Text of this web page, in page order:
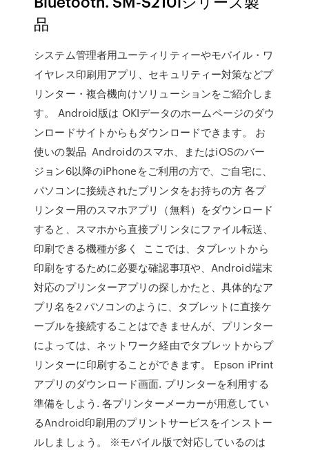
品
システム管理者用ユーティリティーやモバイル・ワ
イヤレス印刷用アプリ、セキュリティー対策などプ
リンター・複合機向けソリューションをご紹介しま
す。 Android版は OKIデータのホームページのダウ
ンロードサイトからもダウンロードできます。 お
使いの製品 Androidのスマホ、またはiOSのバー
ジョン6以降のiPhoneをご利用の方で、ご自宅に、
パソコンに接続されたプリンタをお持ちの方 各プ
リンター用のスマホアプリ（無料）をダウンロード
すると、スマホから直接プリンタにファイル転送、
印刷できる機種が多く ここでは、タブレットから
印刷をするために必要な確認事項や、Android端末
対応のプリンターアプリの探しかたと、具体的なア
プリ名を2 パソコンのように、タブレットに直接ケ
ーブルを接続することはできませんが、プリンター
によっては、ネットワーク経由でタブレットからプ
リンターに印刷することができます。 Epson iPrint
アプリのダウンロード画面. プリンターを利用する
準備をしよう. 各プリンターメーカーが用意してい
るAndroid印刷用のプリントサービスをインストー
ルしましょう。 ※モバイル版で対応しているのは